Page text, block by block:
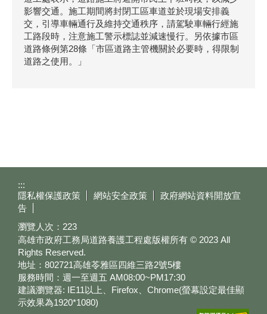
影響交通。施工期間將封閉工區車道並於現場安排義
交，引導車輛通行及維持交通秩序，請駕駛車輛行經施
工路段時，注意施工警示標誌並減速慢行。另依據市區
道路條例第28條「市區道路主管機關於必要時，得限制
道路之使用。」
:::
隱私權保護政策
網站安全政策
政府網站資料開放宣
告
瀏覽人次： 223
高雄市政府工務局道路養護工程處版權所有 © 2023 All
Rights Reserved.
地址：802721高雄苓雅區四維三路2號5樓
服務時間：週一至週五 AM08:00~PM17:30
建議瀏覽器: IE11以上、Firefox、Chrome(螢幕設定最佳顯
示效果為1920*1080)